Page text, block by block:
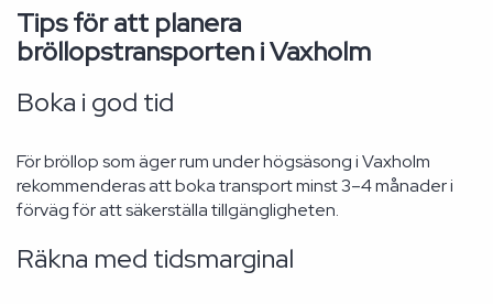
Tips för att planera
bröllopstransporten i Vaxholm
Boka i god tid
För bröllop som äger rum under högsäsong i Vaxholm
rekommenderas att boka transport minst 3–4 månader i
förväg för att säkerställa tillgängligheten.
Räkna med tidsmarginal